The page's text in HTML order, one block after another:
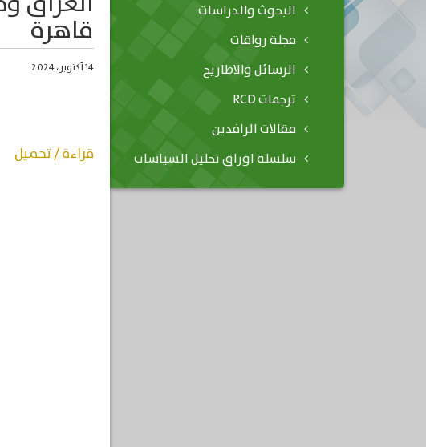
قاهرة
14 أكتوبر، 2024
قراءة / تحميل
البحوث والدراسات
مجلة رواقات
الرسائل والاطاريح
ترجمات RCD
مقالات الرافدين
سلسلة اوراق تحليل السياسات